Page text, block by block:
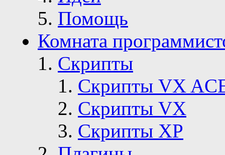
Помощь
Комната
Скрипты
Скрипты VX
Скрипты VX
Скрипты ХР